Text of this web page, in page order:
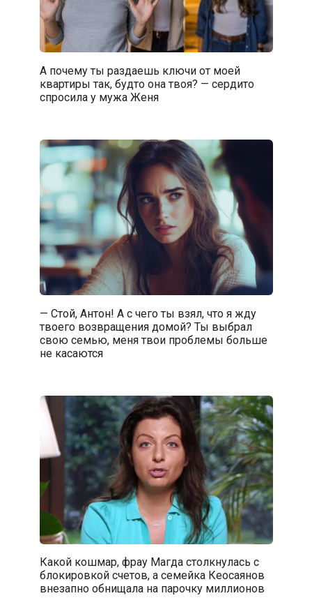
А почему ты раздаешь ключи от моей
квартиры так, будто она твоя? — сердито
спросила у мужа Женя
— Стой, Антон! А с чего ты взял, что я жду
твоего возвращения домой? Ты выбрал
свою семью, меня твои проблемы больше
не касаются
Какой кошмар, фрау Магда столкнулась с
блокировкой счетов, а семейка Кеосаянов
внезапно обнищала на парочку миллионов